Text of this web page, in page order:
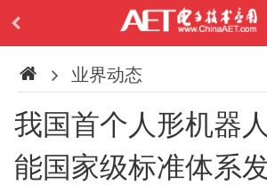
业界动态
我国首个人形机器
能国家级标准体系